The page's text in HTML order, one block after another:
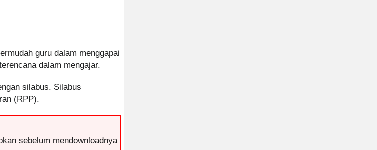
guru dalam menggapai
dalam mengajar.
silabus. Silabus
(RPP).
sebelum mendownloadnya